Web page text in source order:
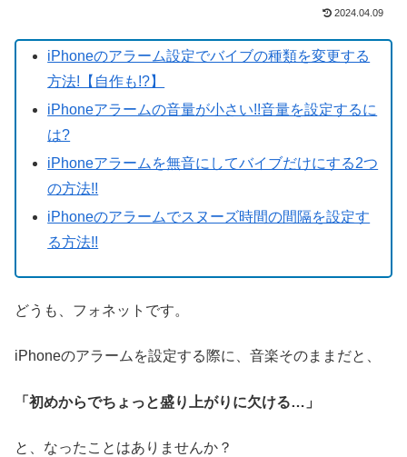
2024.04.09
iPhoneのアラーム設定でバイブの種類を変更する
方法!【自作も!?】
iPhoneアラームの音量が小さい!!音量を設定するに
は?
iPhoneアラームを無音にしてバイブだけにする2つ
の方法!!
iPhoneのアラームでスヌーズ時間の間隔を設定す
る方法!!
どうも、フォネットです。
iPhoneのアラームを設定する際に、音楽そのままだと、
「初めからでちょっと盛り上がりに欠ける…」
と、なったことはありませんか？